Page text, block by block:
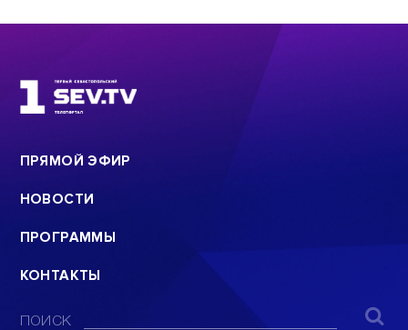
ПРЯМОЙ ЭФИР
НОВОСТИ
ПРОГРАММЫ
КОНТАКТЫ
ПОИСК